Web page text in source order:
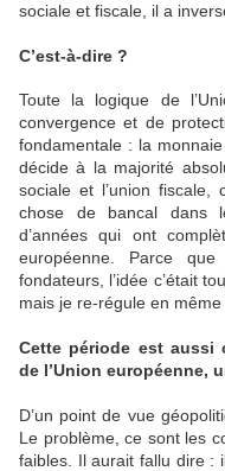
sociale et fiscale, il a
C’est-à-dire ?
Toute la logique de
convergence et de
fondamentale : la
décide à la majorité
sociale et l’union fiscale,
chose de bancal dans
d’années qui ont
européenne. Parce
fondateurs, l’idée c’était
mais je re-régule en
Cette période est aussi
de l’Union européenne,
D’un point de vue
Le problème, ce sont les
faibles. Il aurait fallu dire :